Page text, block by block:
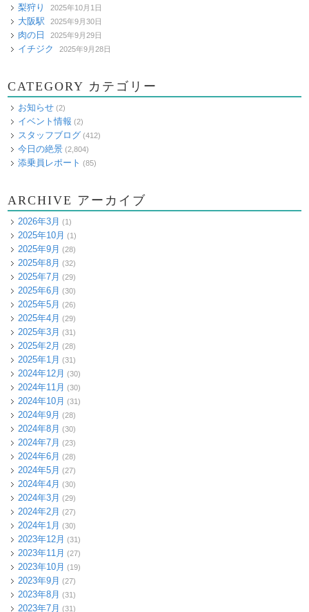
梨狩り 2025年10月1日
大阪駅 2025年9月30日
肉の日 2025年9月29日
イチジク 2025年9月28日
CATEGORY カテゴリー
お知らせ (2)
イベント情報 (2)
スタッフブログ (412)
今日の絶景 (2,804)
添乗員レポート (85)
ARCHIVE アーカイブ
2026年3月 (1)
2025年10月 (1)
2025年9月 (28)
2025年8月 (32)
2025年7月 (29)
2025年6月 (30)
2025年5月 (26)
2025年4月 (29)
2025年3月 (31)
2025年2月 (28)
2025年1月 (31)
2024年12月 (30)
2024年11月 (30)
2024年10月 (31)
2024年9月 (28)
2024年8月 (30)
2024年7月 (23)
2024年6月 (28)
2024年5月 (27)
2024年4月 (30)
2024年3月 (29)
2024年2月 (27)
2024年1月 (30)
2023年12月 (31)
2023年11月 (27)
2023年10月 (19)
2023年9月 (27)
2023年8月 (31)
2023年7月 (31)